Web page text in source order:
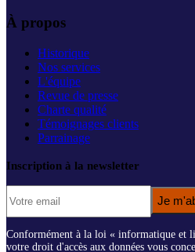
À propos
Historique
Nos services
L'équipe
Revue de presse
Charte qualité
Témoignages clients
Parrainage
Inscription à la newsletter
Je
Conformément à la loi « informatique et
votre droit d'accès aux données vous